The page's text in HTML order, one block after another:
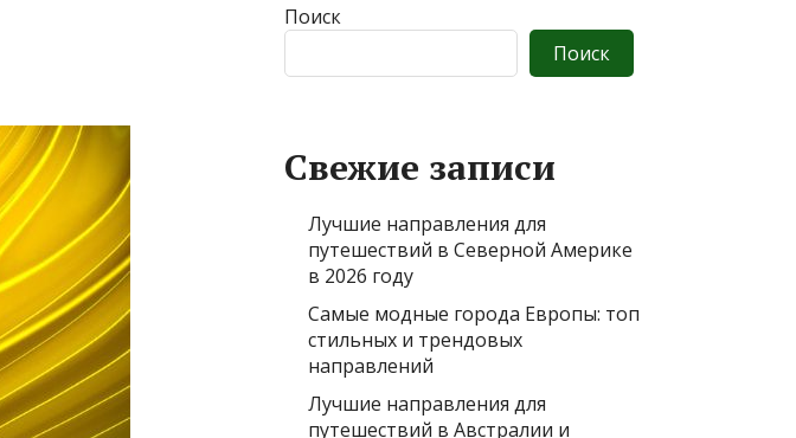
Поиск
Поиск
Свежие записи
Лучшие направления для
путешествий в Северной Америке
в 2026 году
Самые модные города Европы: топ
стильных и трендовых
направлений
Лучшие направления для
путешествий в Австралии и